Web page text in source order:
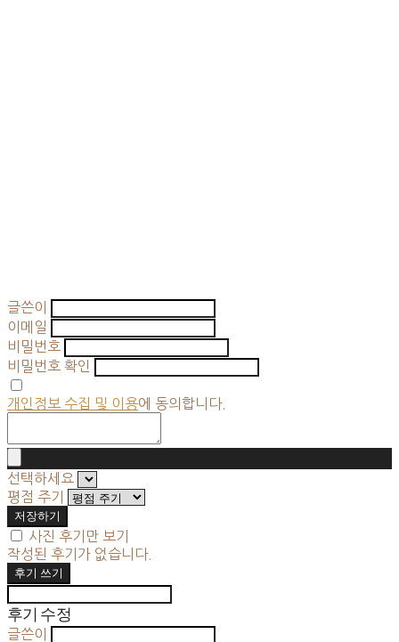
글쓴이
이메일
비밀번호
비밀번호 확인
개인정보 수집 및 이용에 동의합니다.
선택하세요
평점 주기
저장하기
사진 후기만 보기
작성된 후기가 없습니다.
후기 쓰기
후기 수정
글쓴이